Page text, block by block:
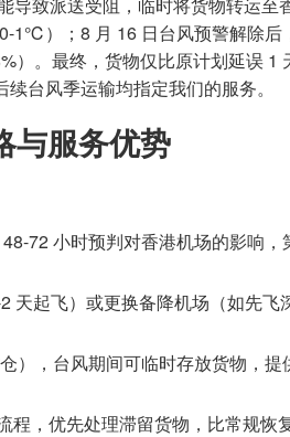
1℃）；8 月 16 日台风预警解除后
）。最终，货物仅比原计划延误 1
台风季运输均指定我们的服务。
与服务优势
72 小时预判对香港机场的影响
天起飞）或更换备降机场（如先
），台风期间可临时存放货物，
，优先处理滞留货物，比常规恢